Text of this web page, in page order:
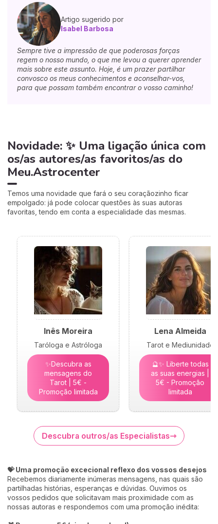
Artigo sugerido por
Isabel Barbosa
Sempre tive a impressão de que poderosas forças
regem o nosso mundo, o que me levou a querer aprender
mais sobre este assunto. Hoje, é um prazer partilhar
convosco os meus conhecimentos e aconselhar-vos,
para que possam também encontrar o vosso caminho!
Novidade: ✨ Uma ligação única com
os/as autores/as favoritos/as do
Meu.Astrocenter
Temos uma novidade que fará o seu coraçãozinho ficar
empolgado: já pode colocar questões às suas autoras
favoritas, tendo em conta a especialidade das mesmas.
Inês Moreira
Taróloga e Astróloga
✨Descubra as
mensagens do
Tarot | 5€ -
Promoção limitada
Lena Almeida
Tarot e Mediunidade
🔮✨ Liberte todas
as suas energias |
5€ - Promoção
limitada
Descubra outros/as Especialistas
💝 Uma promoção excecional reflexo dos vossos desejos
Recebemos diariamente inúmeras mensagens, nas quais são
partilhadas histórias, esperanças e dúvidas. Ouvimos os
vossos pedidos que solicitavam mais proximidade com as
nossas autoras e respondemos com uma promoção inédita: